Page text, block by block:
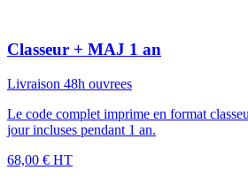
Classeur + MAJ 1 an
Livraison 48h ouvrees
Le code complet imprime en format
jour incluses pendant 1 an.
68,00 € HT